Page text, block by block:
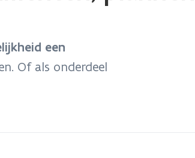
een
Of als onderdeel